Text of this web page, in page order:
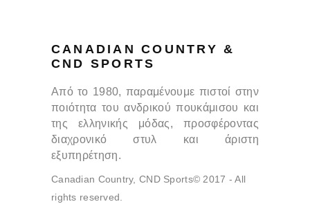
CANADIAN COUNTRY &
CND SPORTS
Από το 1980, παραμένουμε πιστοί στην
ποιότητα του ανδρικού πουκάμισου και
της ελληνικής μόδας, προσφέροντας
διαχρονικό στυλ και άριστη
εξυπηρέτηση.
Canadian Country, CND Sports© 2017 - All
rights reserved.